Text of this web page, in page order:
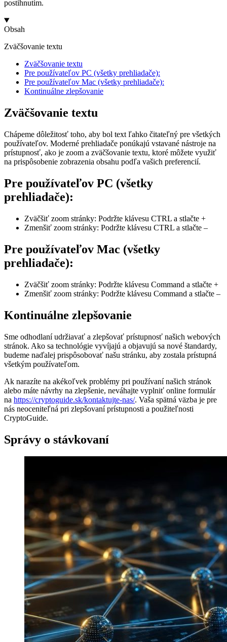
postihnutím.
Obsah
Zväčšovanie textu
Zväčšovanie textu
Pre používateľov PC (všetky prehliadače):
Pre používateľov Mac (všetky prehliadače):
Kontinuálne zlepšovanie
Zväčšovanie textu
Chápeme dôležitosť toho, aby bol text ľahko čitateľný pre všetkých
používateľov. Moderné prehliadače ponúkajú vstavané nástroje na
prístupnosť, ako je zoom a zväčšovanie textu, ktoré môžete využiť
na prispôsobenie zobrazenia obsahu podľa vašich preferencií.
Pre používateľov PC (všetky
prehliadače):
Zväčšiť zoom stránky: Podržte klávesu CTRL a stlačte +
Zmenšiť zoom stránky: Podržte klávesu CTRL a stlačte –
Pre používateľov Mac (všetky
prehliadače):
Zväčšiť zoom stránky: Podržte klávesu Command a stlačte +
Zmenšiť zoom stránky: Podržte klávesu Command a stlačte –
Kontinuálne zlepšovanie
Sme odhodlaní udržiavať a zlepšovať prístupnosť našich webových
stránok. Ako sa technológie vyvíjajú a objavujú sa nové štandardy,
budeme naďalej prispôsobovať našu stránku, aby zostala prístupná
všetkým používateľom.
Ak narazíte na akékoľvek problémy pri používaní našich stránok
alebo máte návrhy na zlepšenie, neváhajte vyplniť online formulár
na https://cryptoguide.sk/kontaktujte-nas/. Vaša spätná väzba je pre
nás neoceniteľná pri zlepšovaní prístupnosti a použiteľnosti
CryptoGuide.
Správy o stávkovaní